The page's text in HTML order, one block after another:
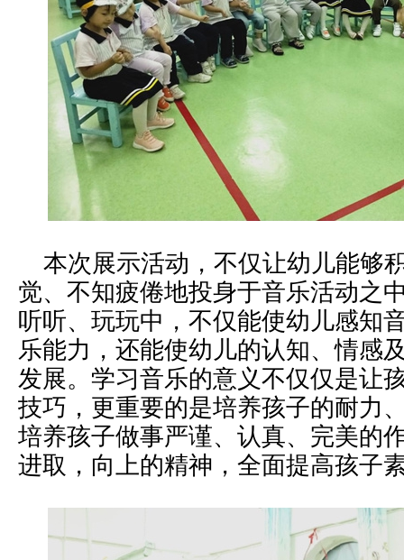
本次展示活动，不仅让幼儿能够
觉、不知疲倦地投身于音乐活动之
听听、玩玩中，不仅能使幼儿感知
乐能力，还能使幼儿的认知、情感
发展。学习音乐的意义不仅仅是让
技巧，更重要的是培养孩子的耐力
培养孩子做事严谨、认真、完美的
进取，向上的精神，全面提高孩子